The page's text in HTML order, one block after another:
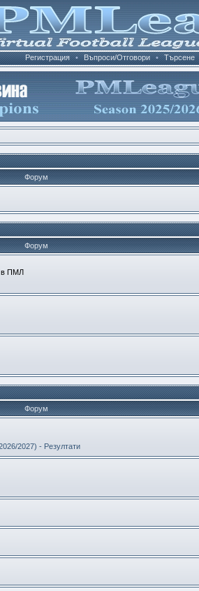
Регистрация • Въпроси/Отговори • Търсене
Форум
Форум
в ПМЛ
Форум
2027) - Резултати